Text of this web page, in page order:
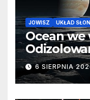
JOWISZ UKŁAD
Ocean we
barierę
6 SIERPNIA